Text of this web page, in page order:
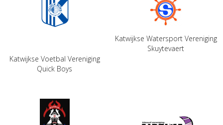
Katwijkse Voetbal Vereniging
Quick Boys
Katwijkse Watersport Vereniging
Skuytevaert